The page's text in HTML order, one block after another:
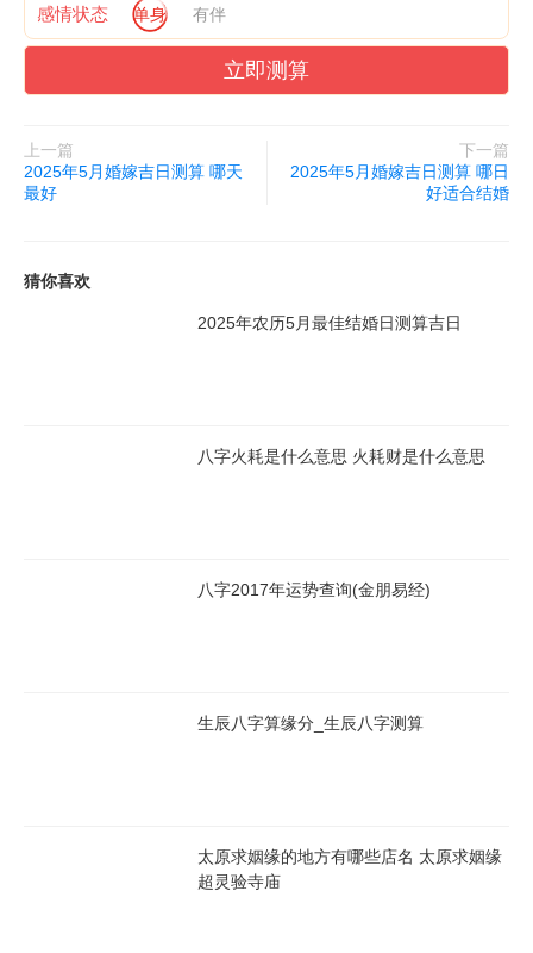
感情状态 单身 有伴
立即测算
上一篇
2025年5月婚嫁吉日测算 哪天
最好
下一篇
2025年5月婚嫁吉日测算 哪日
好适合结婚
猜你喜欢
2025年农历5月最佳结婚日测算吉日
八字火耗是什么意思 火耗财是什么意思
八字2017年运势查询(金朋易经)
生辰八字算缘分_生辰八字测算
太原求姻缘的地方有哪些店名 太原求姻缘
超灵验寺庙